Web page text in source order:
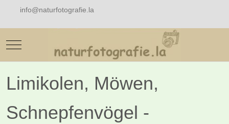
info@naturfotografie.la
Mobile Menu Toggle
Limikolen, Möwen,
Schnepfenvögel -